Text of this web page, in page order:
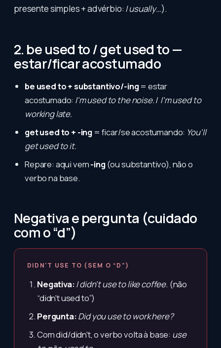
presente simples + advérbio: I usually…).
2. be used to / get used to —
estar/ficar acostumado
be used to + substantivo/-ing= estar
acostumado: I'm used to the noise./ I'm used to
working late.
get used to + -ing = ficar/se acostumando: You'll
get used to it.
Repare: aqui vem-ing(ou substantivo), não o
verbo na base.
Negativa e pergunta (cuidado
com o “d”)
DIDN'T USE TO (SEM O “D”)
Negativa:I didn't use to like coffee. (não
“didn't used to”)
Pergunta:Did you use to work here?
Com did/didn't, o verbo volta à base: use